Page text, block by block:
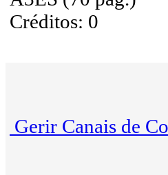
Créditos: 0
Gerir Canais de